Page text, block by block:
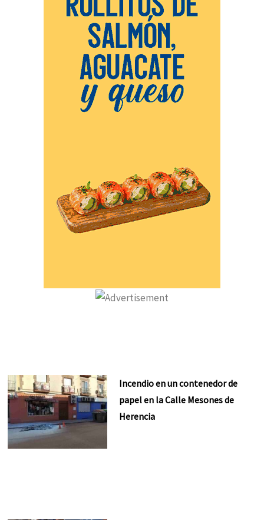
Incendio en un contenedor de
papel en la Calle Mesones de
Herencia